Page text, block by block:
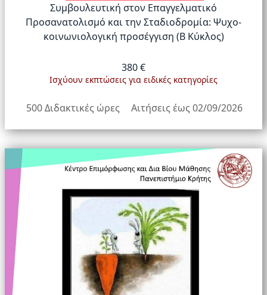
Συμβουλευτική στον Επαγγελματικό
Προσανατολισμό και την Σταδιοδρομία: Ψυχο-
κοινωνιολογική προσέγγιση (Β Κύκλος)
380 €
Ισχύουν εκπτώσεις για ειδικές κατηγορίες
500 Διδακτικές ώρες Αιτήσεις έως 02/09/2026